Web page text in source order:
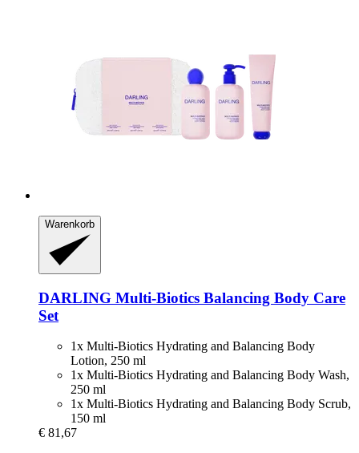
Warenkorb
DARLING Multi-​Biotics Balancing Body Care
Set
1x Multi-Biotics Hydrating and Balancing Body
Lotion, 250 ml
1x Multi-Biotics Hydrating and Balancing Body Wash,
250 ml
1x Multi-Biotics Hydrating and Balancing Body Scrub,
150 ml
€ 81,67